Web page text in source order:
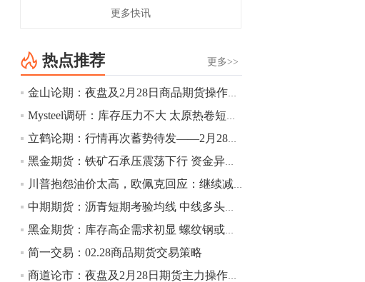
[imgnobrwh] src=...
跌幅达6%，报689.5元/吨，刷新近两个月
低位。
14:20
方正有色研究团队：高度重视贵金属的阶
段性机会。自年初以来沪金上涨16.93%，
立涨势，白银将开启补涨，且涨幅超过黄
金，金银比有望高位回归。
13:55
豆二期货主力合约涨停，涨幅达3.98%，报
更多快讯
更多>>
热点推荐
金山论期：夜盘及2月28日商品期货操作策略
Mysteel调研：库存压力不大 太原热卷短期涨跌两难
立鹤论期：行情再次蓄势待发——2月28日期货市场操作良机
黑金期货：铁矿石承压震荡下行 资金异动或加大
川普抱怨油价太高，欧佩克回应：继续减产
中期期货：沥青短期考验均线 中线多头思路
黑金期货：库存高企需求初显 螺纹钢或有大波动
简一交易：02.28商品期货交易策略
商道论市：夜盘及2月28日期货主力操作策略